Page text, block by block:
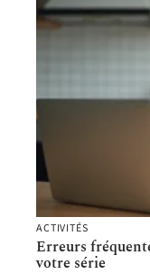
ACTIVITÉS
Erreurs
votre série